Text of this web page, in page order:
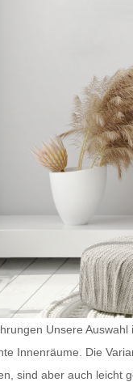
Unsere
Innenräume. Die
sind aber auch leicht